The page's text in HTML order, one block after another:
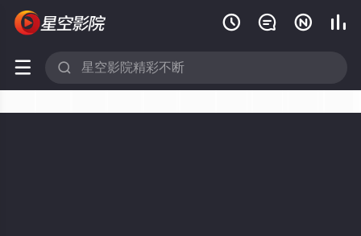
   
 